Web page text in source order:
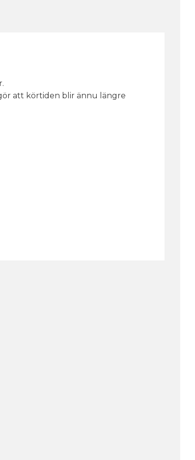
att körtiden blir ännu längre